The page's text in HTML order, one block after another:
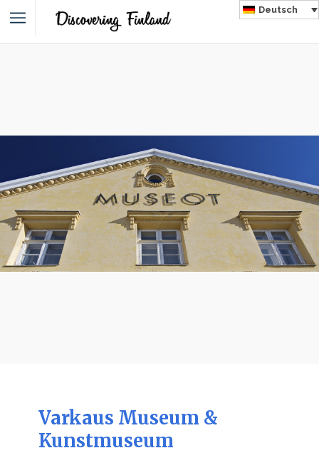
Deutsch
Varkaus Museum &
Kunstmuseum